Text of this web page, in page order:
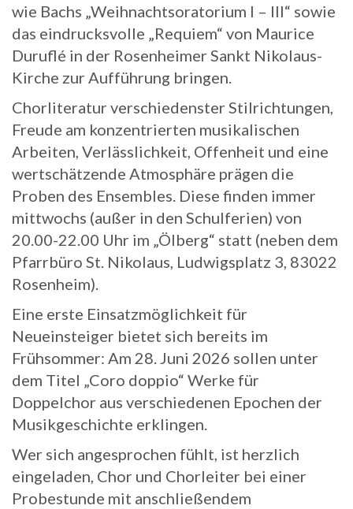
wie Bachs „Weihnachtsoratorium I – III“ sowie
das eindrucksvolle „Requiem“ von Maurice
Duruflé in der Rosenheimer Sankt Nikolaus-
Kirche zur Aufführung bringen.
Chorliteratur verschiedenster Stilrichtungen,
Freude am konzentrierten musikalischen
Arbeiten, Verlässlichkeit, Offenheit und eine
wertschätzende Atmosphäre prägen die
Proben des Ensembles. Diese finden immer
mittwochs (außer in den Schulferien) von
20.00-22.00 Uhr im „Ölberg“ statt (neben dem
Pfarrbüro St. Nikolaus, Ludwigsplatz 3, 83022
Rosenheim).
Eine erste Einsatzmöglichkeit für
Neueinsteiger bietet sich bereits im
Frühsommer: Am 28. Juni 2026 sollen unter
dem Titel „Coro doppio“ Werke für
Doppelchor aus verschiedenen Epochen der
Musikgeschichte erklingen.
Wer sich angesprochen fühlt, ist herzlich
eingeladen, Chor und Chorleiter bei einer
Probestunde mit anschließendem